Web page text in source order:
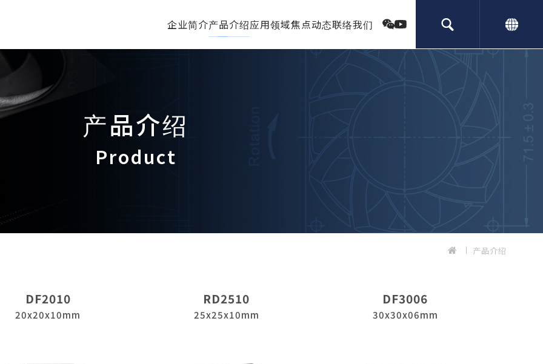
企业简介产品介绍应用领域焦点动态联络我们
产品介绍
Product
产品介绍
DF2010
20x20x10mm
RD2510
25x25x10mm
DF3006
30x30x06mm